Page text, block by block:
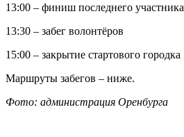
13:00 – финиш последнего участника
13:30 – забег волонтёров
15:00 – закрытие стартового городка
Маршруты забегов – ниже.
Фото: администрация Оренбурга